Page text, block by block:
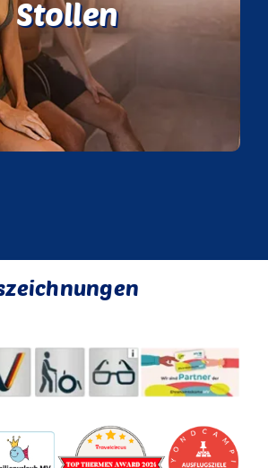
StollenDämpfe in unserem
Solestollen.